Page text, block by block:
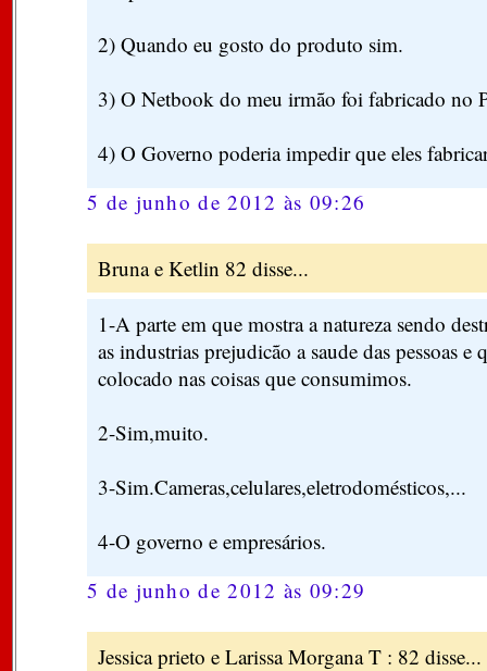
2) Quando eu gosto do produto sim.
3) O Netbook do meu irmão foi fabricado no
4) O Governo poderia impedir que eles
5 de junho de 2012 às 09:26
Bruna e Ketlin 82 disse...
1-A parte em que mostra a natureza sendo
as industrias prejudicão a saude das pessoas e
colocado nas coisas que consumimos.
2-Sim,muito.
3-Sim.Cameras,celulares,eletrodomésticos,...
4-O governo e empresários.
5 de junho de 2012 às 09:29
Jessica prieto e Larissa Morgana T : 82 disse...